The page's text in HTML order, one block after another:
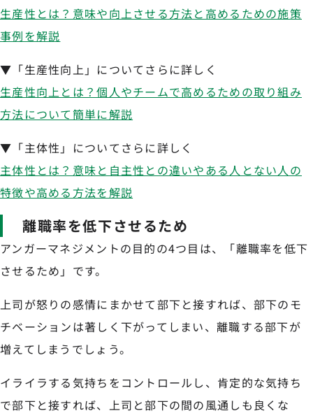
生産性とは？意味や向上させる方法と高めるための施策
事例を解説
▼「生産性向上」についてさらに詳しく
生産性向上とは？個人やチームで高めるための取り組み
方法について簡単に解説
▼「主体性」についてさらに詳しく
主体性とは？意味と自主性との違いやある人とない人の
特徴や高める方法を解説
離職率を低下させるため
アンガーマネジメントの目的の4つ目は、「離職率を低下
させるため」です。
上司が怒りの感情にまかせて部下と接すれば、部下のモ
チベーションは著しく下がってしまい、離職する部下が
増えてしまうでしょう。
イライラする気持ちをコントロールし、肯定的な気持ち
で部下と接すれば、上司と部下の間の風通しも良くな